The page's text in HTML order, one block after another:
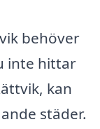
behöver
inte hittar
kan
städer.